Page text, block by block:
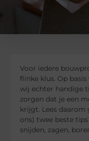
Voor iedere
flinke klus. Op
wij echter handige
zorgen dat je een
krijgt. Lees daarom
ons) twee beste
snijden, zagen,